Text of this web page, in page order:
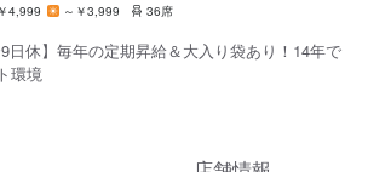
条件
4,999 ～￥3,999 36席
9日休】毎年の定期昇給＆大入り袋あり！14年で
環境